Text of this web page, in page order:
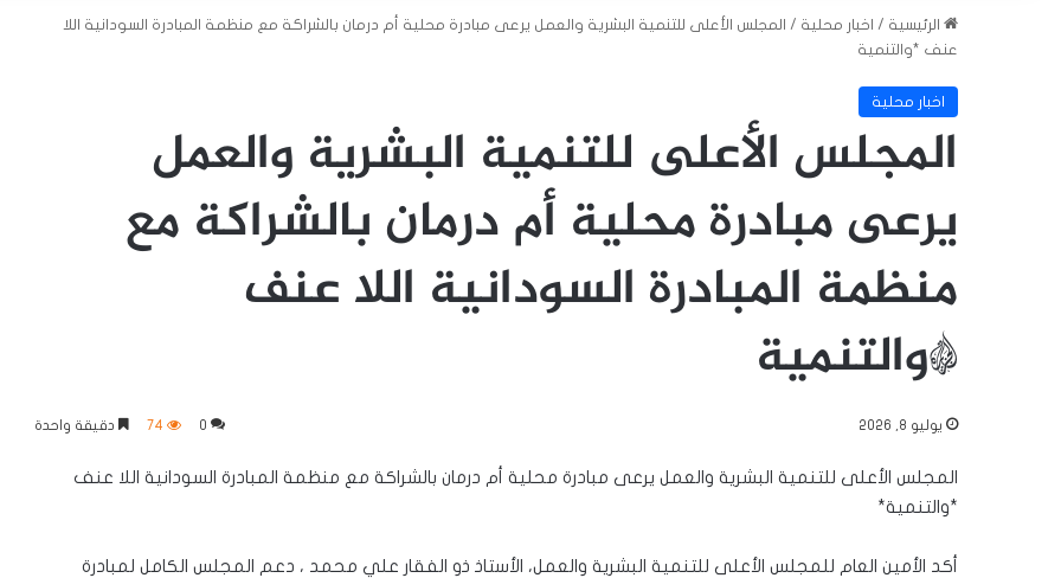
الرئيسية / اخبار محلية / المجلس الأعلى للتنمية البشرية والعمل يرعى مبادرة محلية أم درمان بالشراكة مع منظمة المبادرة السودانية اللا
عنف *والتنمية
اخبار محلية
المجلس الأعلى للتنمية البشرية والعمل
يرعى مبادرة محلية أم درمان بالشراكة مع
منظمة المبادرة السودانية اللا عنف
*والتنمية
يوليو 8, 2026 0
74 دقيقة واحدة
المجلس الأعلى للتنمية البشرية والعمل يرعى مبادرة محلية أم درمان بالشراكة مع منظمة المبادرة السودانية اللا عنف
*والتنمية*
أكد الأمين العام للمجلس الأعلى للتنمية البشرية والعمل، الأستاذ ذو الفقار علي محمد ، دعم المجلس الكامل لمبادرة